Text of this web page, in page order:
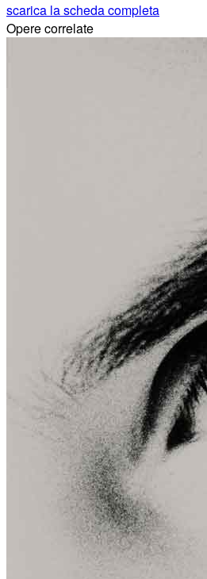
scarica la scheda completa
Opere correlate